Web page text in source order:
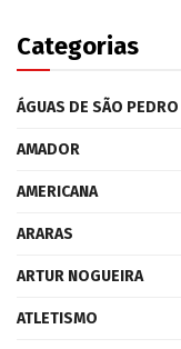
Categorias
ÁGUAS DE SÃO PEDRO
AMADOR
AMERICANA
ARARAS
ARTUR NOGUEIRA
ATLETISMO